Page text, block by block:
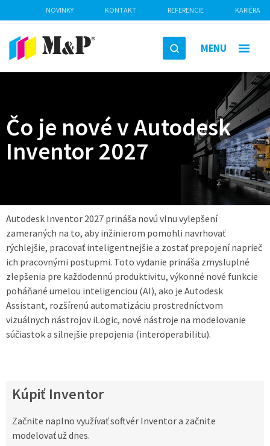
NOVINKY KONTAKT REFERENCIE KARIÉRA
MENU
Čo je nové v Autodesk
Inventor 2027
Autodesk Inventor 2027 prináša novú vlnu vylepšení
zameraných na to, aby inžinierom pomohli navrhovať
rýchlejšie, pracovať inteligentnejšie a zostať prepojení naprieč
ich pracovnými postupmi. Toto vydanie prináša zmysluplné
zlepšenia pre každodennú produktivitu, výkonné nové funkcie
poháňané umelou inteligenciou (AI), ako je Autodesk
Assistant, rozšírenú automatizáciu prostredníctvom
vizuálnych nástrojov iLogic, nové nástroje na modelovanie
súčiastok a silnejšie prepojenia (interoperabilitu).
Kúpiť Inventor
Začnite naplno využívať softvér Inventor a začnite
modelovať už dnes.